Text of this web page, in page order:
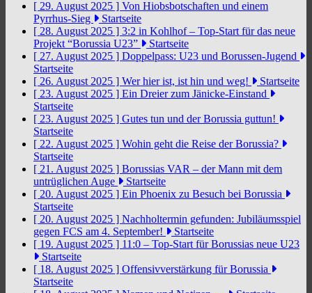
[ 29. August 2025 ] Von Hiobsbotschaften und einem
Pyrrhus-Sieg
Startseite
[ 28. August 2025 ] 3:2 in Kohlhof – Top-Start für das neue
Projekt “Borussia U23”
Startseite
[ 27. August 2025 ] Doppelpass: U23 und Borussen-Jugend
Startseite
[ 26. August 2025 ] Wer hier ist, ist hin und weg!
Startseite
[ 23. August 2025 ] Ein Dreier zum Jänicke-Einstand
Startseite
[ 23. August 2025 ] Gutes tun und der Borussia guttun!
Startseite
[ 22. August 2025 ] Wohin geht die Reise der Borussia?
Startseite
[ 21. August 2025 ] Borussias VAR – der Mann mit dem
untrüglichen Auge
Startseite
[ 20. August 2025 ] Ein Phoenix zu Besuch bei Borussia
Startseite
[ 20. August 2025 ] Nachholtermin gefunden: Jubiläumsspiel
gegen FCS am 4. September!
Startseite
[ 19. August 2025 ] 11:0 – Top-Start für Borussias neue U23
Startseite
[ 18. August 2025 ] Offensivverstärkung für Borussia
Startseite